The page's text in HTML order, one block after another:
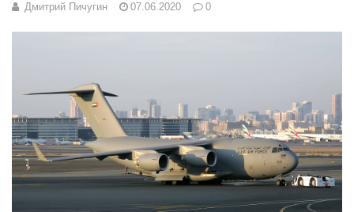
Дмитрий Пичугин 07.06.2020 0